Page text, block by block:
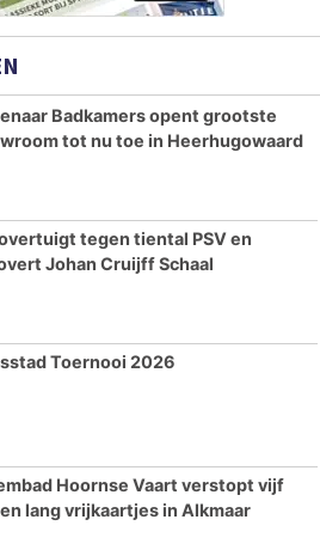
Badkamers opent grootste
tot nu toe in Heerhugowaard
tegen tiental PSV en
Johan Cruijff Schaal
Toernooi 2026
Hoornse Vaart verstopt vijf
lang vrijkaartjes in Alkmaar